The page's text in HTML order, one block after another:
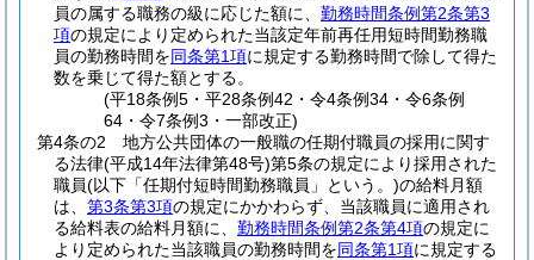
員の属する職務の級に応じた額に、 勤務時間条例第2条第3
項の規定により定められた当該定年前再任用短時間勤務職
員の勤務時間を同条第1項に規定する勤務時間で除して得た
数を乗じて得た額とする。
(平18条例5・平28条例42・令4条例34・令6条例
64・令7条例3・一部改正)
第4条の2
地方公共団体の一般職の任期付職員の採用に関す
る法律(平成14年法律第48号)第5条の規定により採用された
職員(以下「任期付短時間勤務職員」という。)の給料月額
は、 第3条第3項の規定にかかわらず、当該職員に適用され
る給料表の給料月額に、 勤務時間条例第2条第4項の規定に
より定められた当該職員の勤務時間を同条第1項に規定する